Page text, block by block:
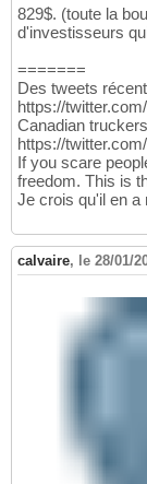
829$. (toute la
d'investisseurs
=======
Des tweets
https://
Canadian
https://
If you scare
freedom. This is
Je crois qu'il en a
calvaire, le 28/01/